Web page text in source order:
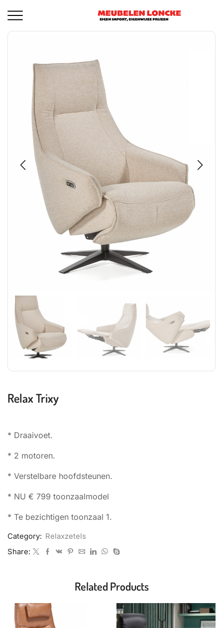
Relax Trixy
* Draaivoet.
* 2 motoren.
* Verstelbare hoofdsteunen.
* NU € 799 toonzaalmodel
* Te bezichtigen toonzaal 1.
Category: Relaxzetels
Share:
Related Products